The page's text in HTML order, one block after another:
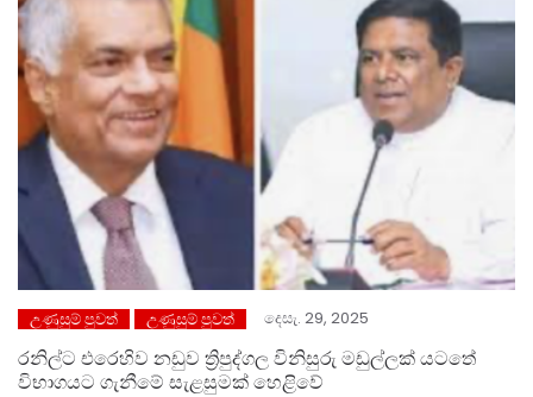
උණුසුම් පුවත් උණුසුම් පුවත් දෙසැ. 29, 2025
රනිල්ට එරෙහිව නඩුව ත්‍රිපුද්ගල විනිසුරු මඩුල්ලක් යටතේ
විභාගයට ගැනීමේ සැළසුමක් හෙළිවේ